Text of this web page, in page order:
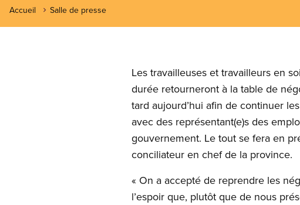
Accueil Salle de presse
Les travailleuses et travailleurs en
durée retourneront à la table de
tard aujourd’hui afin de continuer
avec des représentant(e)s des
gouvernement. Le tout se fera en
conciliateur en chef de la province.
« On a accepté de reprendre les
l’espoir que, plutôt que de nous